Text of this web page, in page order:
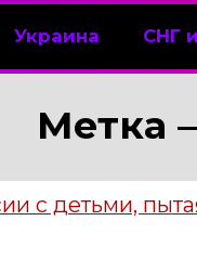
Украина СНГ
Метка
с детьми,